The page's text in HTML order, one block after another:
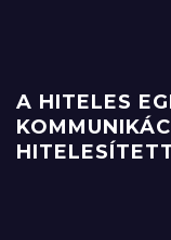
A HITELES